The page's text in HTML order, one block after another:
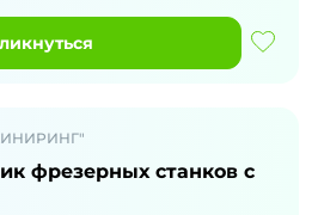
фрезерных станков с